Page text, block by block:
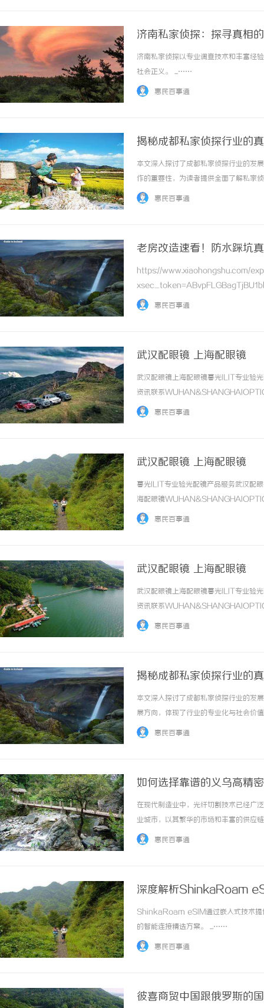
济南私家侦探：探寻真相
济南私家侦探以专业调查技术和丰富经
社会正义。 ...……
惠民百事通
揭秘成都私家侦探行业的
本文深入探讨了成都私家侦探行业的发
作的重要性，为读者提供全面了解私家
惠民百事通
老房改造速看！防水踩坑
https://www.xiaohongshu.com/
还没刷到过“老房改造渗水到楼下，被
惠民百事通
武汉配眼镜 上海配眼镜
武汉配眼镜上海配眼镜暮光ILIT专业验
资讯联系
品牌，现于武汉与上海设有4家门店。
惠民百事通
武汉配眼镜 上海配眼镜
暮光ILIT专业验光配镜产品服务武汉配
海配眼镜
品牌，现于武汉与上海设有4家门店。
惠民百事通
武汉配眼镜 上海配眼镜
武汉配眼镜上海配眼镜暮光ILIT专业验
资讯联系
品牌，现于武汉与上海设有4家门店。
惠民百事通
揭秘成都私家侦探行业的
本文深入探讨了成都私家侦探行业的发
展方向，体现了行业的专业化与社会价
惠民百事通
如何选择靠谱的义乌高精
在现代制造业中，光纤切割技术已经广
业城市，以其繁华的市场和丰富的供应
商，如何才能选择到一家靠谱的供应商
惠民百事通
深度解析ShinkaRoam
ShinkaRoam eSIM通过嵌入式技术提
的智能连接精选方案。 ...……
惠民百事通
彼喜商贸中国跟俄罗斯的
立方幻境给出答案